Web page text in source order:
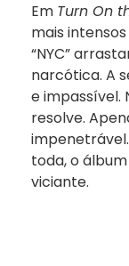
Em Turn On
mais
“NYC”
narcótica. A
e impassível.
resolve.
toda, o
viciante.